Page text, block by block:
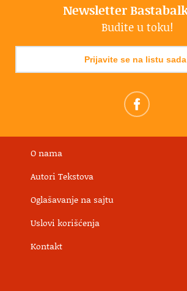
Newsletter
Budite u toku!
Prijavite se na listu
O nama
Autori Tekstova
Oglašavanje na sajtu
Uslovi korišćenja
Kontakt